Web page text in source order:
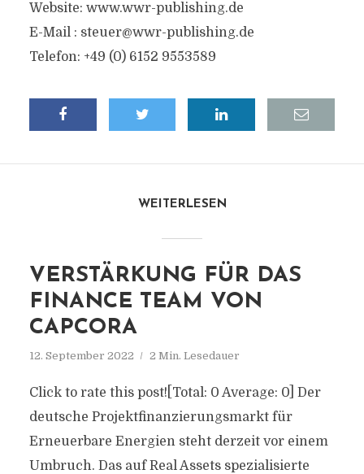
Website: www.wwr-publishing.de
E-Mail : steuer@wwr-publishing.de
Telefon: +49 (0) 6152 9553589
WEITERLESEN
VERSTÄRKUNG FÜR DAS
FINANCE TEAM VON
CAPCORA
12. September 2022 2 Min. Lesedauer
Click to rate this post![Total: 0 Average: 0] Der
deutsche Projektfinanzierungsmarkt für
Erneuerbare Energien steht derzeit vor einem
Umbruch. Das auf Real Assets spezialisierte